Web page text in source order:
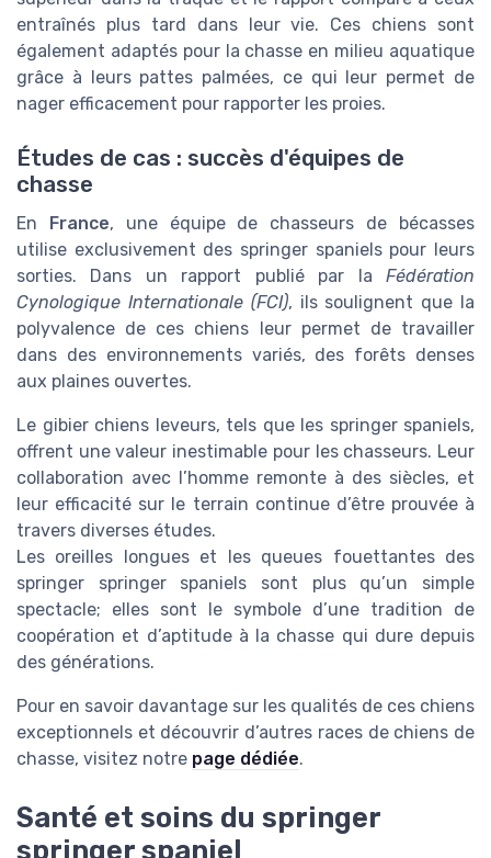
entraînés plus tard dans leur vie. Ces chiens sont
également adaptés pour la chasse en milieu aquatique
grâce à leurs pattes palmées, ce qui leur permet de
nager efficacement pour rapporter les proies.
Études de cas : succès d'équipes de
chasse
En France, une équipe de chasseurs de bécasses
utilise exclusivement des springer spaniels pour leurs
sorties. Dans un rapport publié par la Fédération
Cynologique Internationale (FCI), ils soulignent que la
polyvalence de ces chiens leur permet de travailler
dans des environnements variés, des forêts denses
aux plaines ouvertes.
Le gibier chiens leveurs, tels que les springer spaniels,
offrent une valeur inestimable pour les chasseurs. Leur
collaboration avec l’homme remonte à des siècles, et
leur efficacité sur le terrain continue d’être prouvée à
travers diverses études.
Les oreilles longues et les queues fouettantes des
springer springer spaniels sont plus qu’un simple
spectacle; elles sont le symbole d’une tradition de
coopération et d’aptitude à la chasse qui dure depuis
des générations.
Pour en savoir davantage sur les qualités de ces chiens
exceptionnels et découvrir d’autres races de chiens de
chasse, visitez notre page dédiée.
Santé et soins du springer
springer spaniel